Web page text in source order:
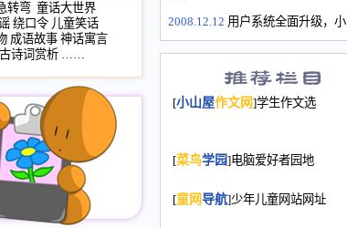
2008.12.12 用户系统全面升级，小
长会、家园网－个人空间，用户一
次注册全部通行。
2008.12.12家园网正式运行，域
年，2009版提前启用，小山屋全面
小山画廊均增加多个新栏目。。
[小山屋作文网]学生作文选
[菜鸟学园]电脑爱好者园地
[童网导航]少年儿童网站网址
转弯 童话大世界
绕口令 儿童笑话
成语故事 神话寓言
古诗词赏析 ……